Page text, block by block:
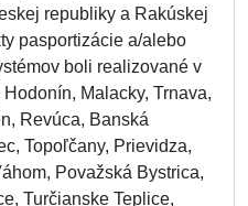
republiky a Rakúskej
pasportizácie a/alebo
boli realizované v
Malacky, Trnava,
Revúca, Banská
Topoľčany, Prievidza,
Považská Bystrica,
Turčianske Teplice,